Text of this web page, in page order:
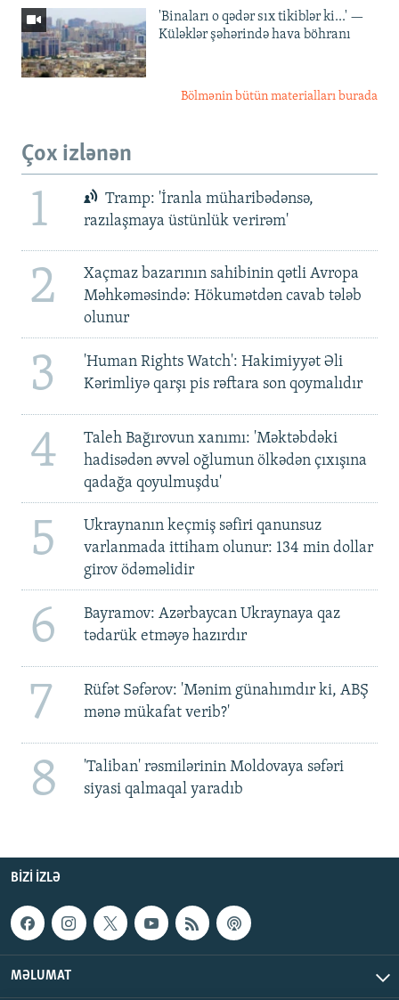
'Binaları o qədər sıx tikiblər ki...' —
Küləklər şəhərində hava böhranı
Bölmənin bütün materialları burada
Çox izlənən
1
Tramp: 'İranla müharibədənsə,
razılaşmaya üstünlük verirəm'
2
Xaçmaz bazarının sahibinin qətli Avropa
Məhkəməsində: Hökumətdən cavab tələb
olunur
3
'Human Rights Watch': Hakimiyyət Əli
Kərimliyə qarşı pis rəftara son qoymalıdır
4
Taleh Bağırovun xanımı: 'Məktəbdəki
hadisədən əvvəl oğlumun ölkədən çıxışına
qadağa qoyulmuşdu'
5
Ukraynanın keçmiş səfiri qanunsuz
varlanmada ittiham olunur: 134 min dollar
girov ödəməlidir
6
Bayramov: Azərbaycan Ukraynaya qaz
tədarük etməyə hazırdır
7
Rüfət Səfərov: 'Mənim günahımdır ki, ABŞ
mənə mükafat verib?'
8
'Taliban' rəsmilərinin Moldovaya səfəri
siyasi qalmaqal yaradıb
BIZI IZLƏ
MƏLUMAT